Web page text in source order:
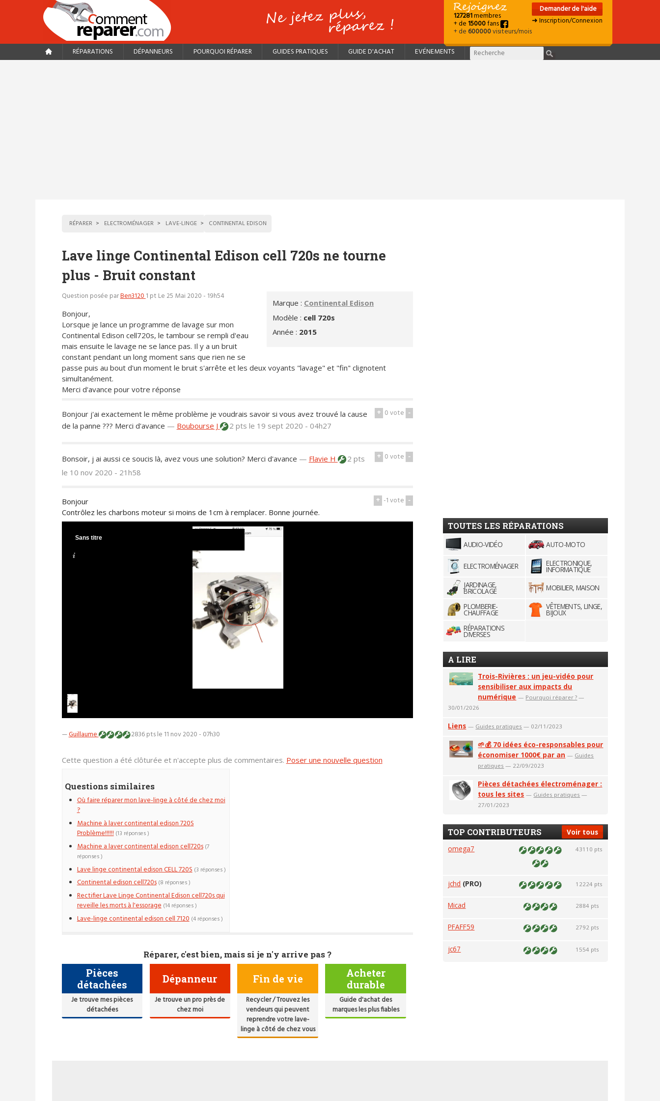
127281membres
+ de15000fans
+ de600000visiteurs/mois
Demander de l'aide
➜ Inscription/Connexion
RÉPARATIONS DÉPANNEURS POURQUOI RÉPARER GUIDES PRATIQUES GUIDE D'ACHAT EVÉNEMENTS
RÉPARER ELECTROMÉNAGER LAVE-LINGE CONTINENTAL EDISON
Lave linge Continental Edison cell 720s ne tourne
plus - Bruit constant
Marque : Continental Edison
Modèle : cell 720s
Année : 2015
Question posée parBen31201 pt Le 25 Mai 2020 - 19h54
Bonjour,
Lorsque je lance un programme de lavage sur mon
Continental Edison cell720s, le tambour se rempli d'eau
mais ensuite le lavage ne se lance pas. Il y a un bruit
constant pendant un long moment sans que rien ne se
passe puis au bout d'un moment le bruit s'arrête et les deux voyants "lavage" et "fin" clignotent
simultanément.
Merci d'avance pour votre réponse
+ 0vote -
Bonjour j'ai exactement le même problème je voudrais savoir si vous avez trouvé la cause
de la panne ??? Merci d'avance — Boubourse J 2 pts le 19 sept 2020 - 04h27
+ 0vote -
Bonsoir, j ai aussi ce soucis là, avez vous une solution? Merci d'avance — Flavie H
2 pts
le 10 nov 2020 - 21h58
+ -1vote -
Bonjour
Contrôlez les charbons moteur si moins de 1cm à remplacer. Bonne journée.
Sans titre
—Guillaume 2836 ptsle 11 nov 2020 - 07h30
Cette question a été clôturée et n'accepte plus de commentaires. Poser une nouvelle question
Questions similaires
Où faire réparer mon lave-linge à côté de chez moi
?
Machine à laver continental edison 720S
Problème!!!!!! (13 réponses )
Machine a laver continental edison cell720s (7
réponses )
Lave linge continental edison CELL 720S (3 réponses )
Continental edison cell720s (8 réponses )
Rectifier Lave Linge Continental Edison cell720s qui
reveille les morts à l'essorage (14 réponses )
Lave-linge continental edison cell 7120 (4 réponses )
Réparer, c'est bien, mais si je n'y arrive pas ?
Pièces
détachées
Je trouve mes pièces
détachées
Dépanneur
Je trouve un pro près de
chez moi
Fin de vie
Recycler / Trouvez les
vendeurs qui peuvent
reprendre votre lave-
linge à côté de chez vous
Acheter
durable
Guide d'achat des
marques les plus fiables
TOUTES LES RÉPARATIONS
AUDIO-VIDÉO AUTO-MOTO
ELECTROMÉNAGER ELECTRONIQUE,
INFORMATIQUE
JARDINAGE,
BRICOLAGE
MOBILIER, MAISON
PLOMBERIE-
CHAUFFAGE
VÊTEMENTS, LINGE,
BIJOUX
RÉPARATIONS
DIVERSES
A LIRE
Trois-Rivières : un jeu-vidéo pour
sensibiliser aux impacts du
numérique — Pourquoi réparer ? —
30/01/2026
Liens — Guides pratiques — 02/11/2023
🌱💰 70 idées éco-responsables pour
économiser 1000€ par an — Guides
pratiques — 22/09/2023
Pièces détachées électroménager :
tous les sites — Guides pratiques —
27/01/2023
Voir tous
TOP CONTRIBUTEURS
omega7 43110 pts
jchd (PRO) 12224 pts
Micad 2884 pts
PFAFF59 2792 pts
jc67 1554 pts